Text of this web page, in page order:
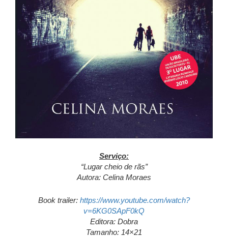
Serviço:
“Lugar cheio de rãs”
Autora: Celina Moraes
Book trailer: https://www.youtube.com/watch?
v=6KG0SApF0kQ
Editora: Dobra
Tamanho: 14×21